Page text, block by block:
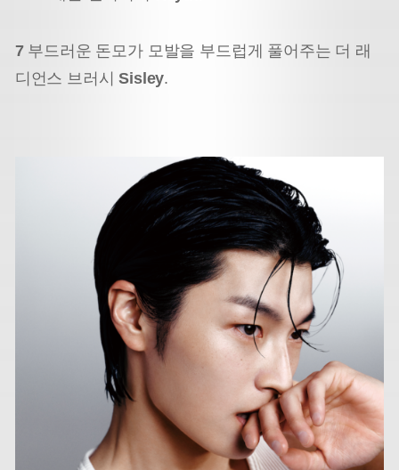
7 부드러운 돈모가 모발을 부드럽게 풀어주는 더 래
디언스 브러시 Sisley.